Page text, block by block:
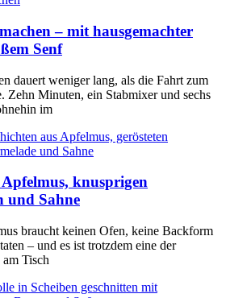
– mit hausgemachter
Senf
dauert weniger lang, als die Fahrt zum
Zehn Minuten, ein Stabmixer und sechs
im
knusprigen
und Sahne
braucht keinen Ofen, keine Backform
– und es ist trotzdem eine der
am Tisch